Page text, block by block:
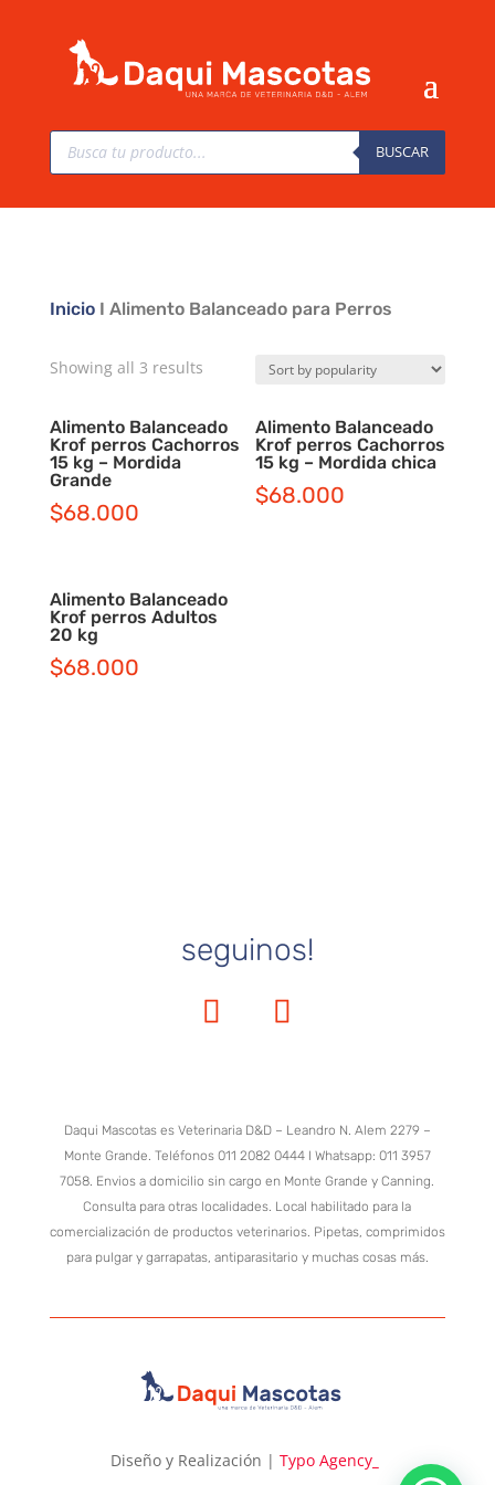
Búsqueda
productos
BUSCAR
InicioI Alimento Balanceado para Perros
Showing all 3 results
Alimento Balanceado
Krof perros Cachorros
15 kg – Mordida
Grande
$68.000
Alimento Balanceado
Krof perros Cachorros
15 kg – Mordida chica
$68.000
Alimento Balanceado
Krof perros Adultos
20 kg
$68.000
seguinos!
Daqui Mascotas es Veterinaria D&D – Leandro N. Alem 2279 –
Monte Grande. Teléfonos 011 2082 0444 I Whatsapp: 011 3957
7058. Envios a domicilio sin cargo en Monte Grande y Canning.
Consulta para otras localidades. Local habilitado para la
comercialización de productos veterinarios. Pipetas, comprimidos
para pulgar y garrapatas, antiparasitario y muchas cosas más.
Diseño y Realización |Typo Agency